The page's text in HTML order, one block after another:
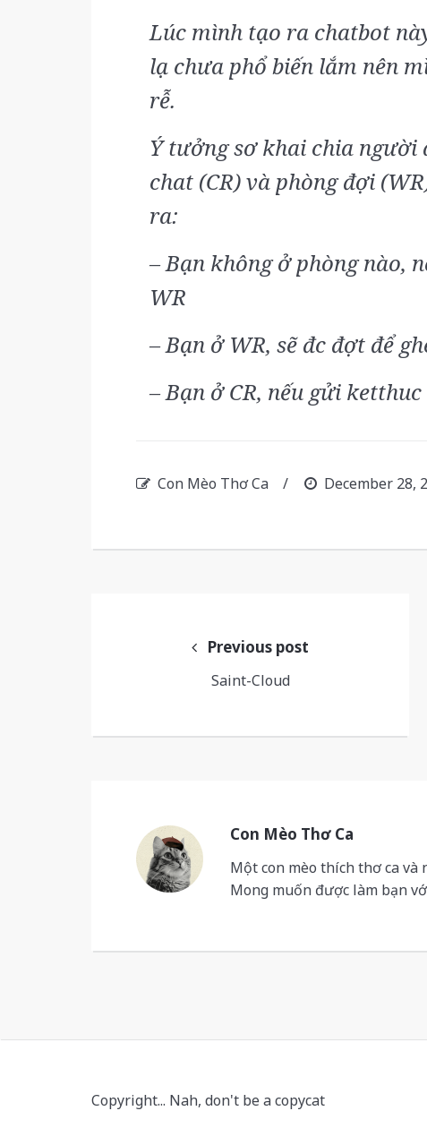
Lúc mình tạo ra chatbot
lạ chưa phổ biến lắm nên
rễ.
Ý tưởng sơ khai chia người
chat (CR) và phòng đợi
ra:
– Bạn không ở phòng nào,
WR
– Bạn ở WR, sẽ đc đợt để
– Bạn ở CR, nếu gửi
Con Mèo Thơ Ca / December 28,
navigationPrevious post
Saint-Cloud
Con Mèo Thơ Ca
Một con mèo thích thơ ca và
Mong muốn được làm bạn
Copyright... Nah, don't be a copycat